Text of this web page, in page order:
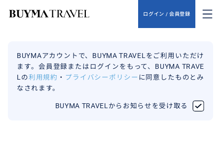
ログイン / 会員登録
BUYMAアカウントで、BUYMA TRAVELをご利用いただけ
ます。会員登録またはログインをもって、BUYMA TRAVE
Lの利用規約 ・ プライバシーポリシー に同意したものとみ
なされます。
BUYMA TRAVELからお知らせを受け取る